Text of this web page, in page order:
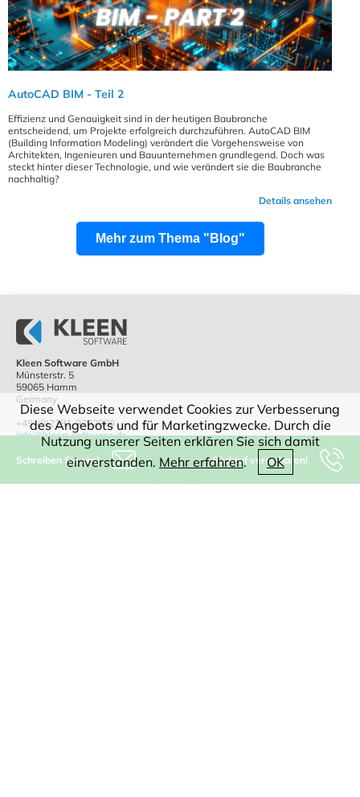
Diese Webseite verwendet Cookies zur Verbesserung
des Angebots und für Marketingzwecke. Durch die
Nutzung unserer Seiten erklären Sie sich damit
einverstanden. Mehr erfahren. OK
Schreiben Sie uns! Rückruf vereinbaren!
AutoCAD BIM - Teil 2
Effizienz und Genauigkeit sind in der heutigen Baubranche
entscheidend, um Projekte erfolgreich durchzuführen. AutoCAD BIM
(Building Information Modeling) verändert die Vorgehensweise von
Architekten, Ingenieuren und Bauunternehmen grundlegend. Doch was
steckt hinter dieser Technologie, und wie verändert sie die Baubranche
nachhaltig?
Details ansehen
Mehr zum Thema "Blog"
Kleen Software GmbH
Münsterstr. 5
59065 Hamm
Germany
+49-(0)2381-9292800
info@kleen-software.de